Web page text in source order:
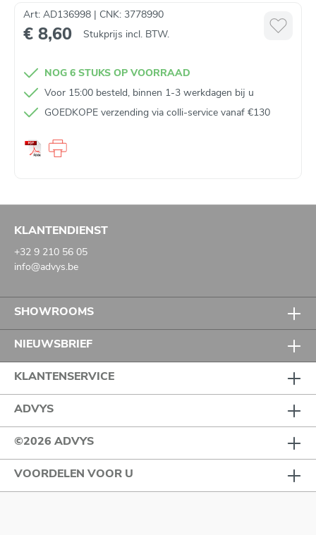
Art: AD136998 | CNK: 3778990
€ 8,60 Stukprijs incl. BTW.
NOG 6 STUKS OP VOORRAAD
Voor 15:00 besteld, binnen 1-3 werkdagen bij u
GOEDKOPE verzending via colli-service vanaf €130
KLANTENDIENST
+32 9 210 56 05
info@advys.be
SHOWROOMS
NIEUWSBRIEF
KLANTENSERVICE
ADVYS
©2026 ADVYS
VOORDELEN VOOR U